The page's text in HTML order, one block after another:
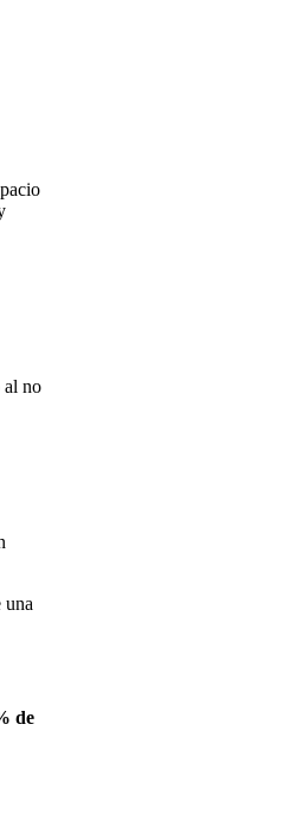
al no
una
de